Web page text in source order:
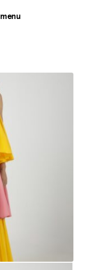
menu